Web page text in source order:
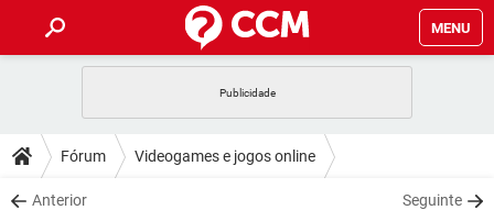
MENU
CELULAR FACEBOOK
OUTLOOK
DICAS
JOGOS WHATSAPP
DOWNLOADS
Fórum Videogames e jogos online
Anterior Seguinte